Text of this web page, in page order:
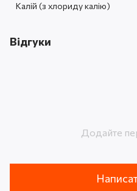
Калій (з хлориду калію)
Відгуки
Додайте